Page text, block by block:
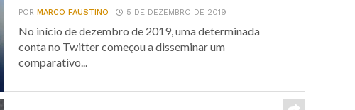
PORMARCO FAUSTINO 5 DE DEZEMBRO DE 2019
No início de dezembro de 2019, uma determinada
conta no Twitter começou a disseminar um
comparativo...